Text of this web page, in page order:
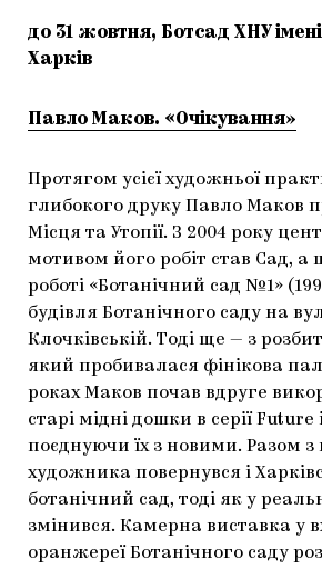
до 31 жовтня, Ботсад ХНУ
Харків
Павло Маков. «Очікування»
Протягом усієї художньої
глибокого друку Павло Маков
Місця та Утопії. З 2004 року
мотивом його робіт став Сад, а
роботі «Ботанічний сад №1»
будівля Ботанічного саду на
Клочківській. Тоді ще — з
який пробивалася фінікова
роках Маков почав вдруге
старі мідні дошки в серії
поєднуючи їх з новими. Разом з
художника повернувся і
ботанічний сад, тоді як у
змінився. Камерна виставка у
оранжереї Ботанічного саду